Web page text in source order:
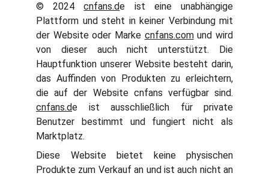
© 2024cnfans.de ist eine unabhängige
Plattform und steht in keiner Verbindung mit
der Website oder Marke cnfans.comund wird
von dieser auch nicht unterstützt. Die
Hauptfunktion unserer Website besteht darin,
das Auffinden von Produkten zu erleichtern,
die auf der Website cnfans verfügbar sind.
cnfans.de ist ausschließlich für private
Benutzer bestimmt und fungiert nicht als
Marktplatz.
Diese Website bietet keine physischen
Produkte zum Verkauf an und ist auch nicht an